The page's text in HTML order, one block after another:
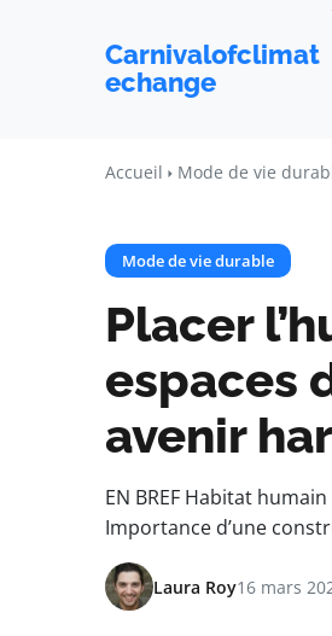
Carnivalofclimat
echange
Accueil Mode de vie
Mode de vie durable
Placer
espaces
avenir
EN BREF Habitat
Importance d’une
Laura Roy16 mars